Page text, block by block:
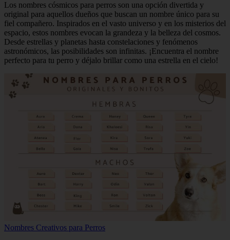
Los nombres cósmicos para perros son una opción divertida y
original para aquellos dueños que buscan un nombre único para su
fiel compañero. Inspirados en el vasto universo y en los misterios del
espacio, estos nombres evocan la grandeza y la belleza del cosmos.
Desde estrellas y planetas hasta constelaciones y fenómenos
astronómicos, las posibilidades son infinitas. ¡Encuentra el nombre
perfecto para tu perro y déjalo brillar como una estrella en el cielo!
Nombres Creativos para Perros